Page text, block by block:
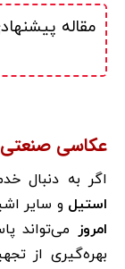
مقاله
عکاسی صنعتی
اگر به دنبال
استیل و سایر
امروز می‌تواند
بهره‌گیری از